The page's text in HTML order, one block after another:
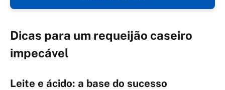
Dicas para um requeijão caseiro
impecável
Leite e ácido: a base do sucesso